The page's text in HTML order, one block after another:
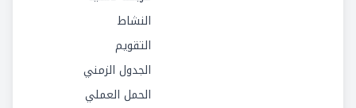
النشاط
التقويم
الجدول الزمني
الحمل العملي